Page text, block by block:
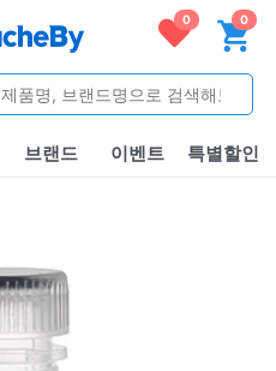
0 0
브랜드 이벤트 특별할인